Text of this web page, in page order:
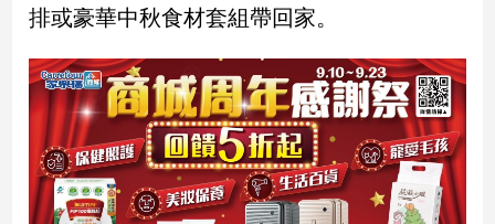
親
子/
感
情
藝
術
／
文
創
排或豪華中秋食材套組帶回家。